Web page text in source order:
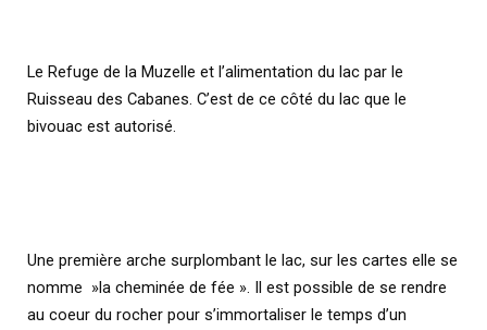
Le Refuge de la Muzelle et l’alimentation du lac par le
Ruisseau des Cabanes. C’est de ce côté du lac que le
bivouac est autorisé.
Une première arche surplombant le lac, sur les cartes elle se
nomme »la cheminée de fée ». Il est possible de se rendre
au coeur du rocher pour s’immortaliser le temps d’un